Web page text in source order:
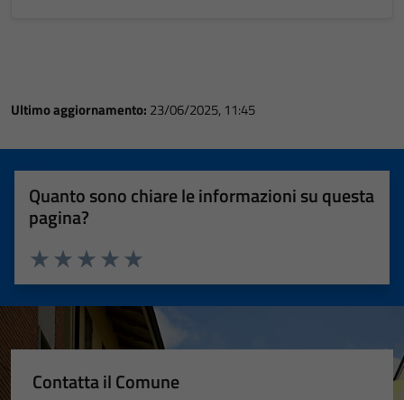
Ultimo aggiornamento: 23/06/2025, 11:45
Quanto sono chiare le informazioni su questa
pagina?
Valuta 5 stelle su 5
Valuta 4 stelle su 5
Valuta 3 stelle su 5
Valuta 2 stelle su 5
Valuta 1 stelle su 5
Contatta il Comune